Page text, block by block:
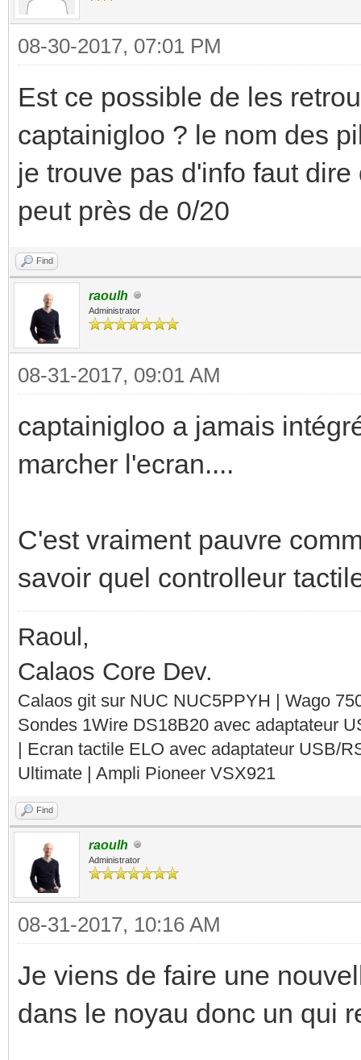
08-30-2017, 07:01 PM
Est ce possible de les
captainigloo ? le nom des
je trouve pas d'info faut
peut près de 0/20
Find
raoulh
Administrator
08-31-2017, 09:01 AM
captainigloo a jamais
marcher l'ecran....
C'est vraiment pauvre
savoir quel controlleur
Raoul,
Calaos Core Dev.
Calaos git sur NUC NUC5PPYH | Wago
Sondes 1Wire DS18B20 avec adaptateur
| Ecran tactile ELO avec adaptateur USB/
Ultimate | Ampli Pioneer VSX921
Find
raoulh
Administrator
08-31-2017, 10:16 AM
Je viens de faire une
dans le noyau donc un qui